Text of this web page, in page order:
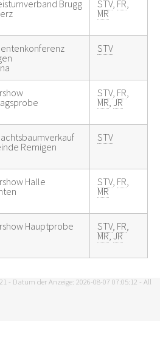
Brugg
STV, FR
MR
STV
STV, FR
MR,JR
Remigen
STV
Halle
STV, FR
MR
Hauptprobe STV, FR
MR,JR
21 - Datum der Anzeige: 2026-08-07 07:05:12 - All